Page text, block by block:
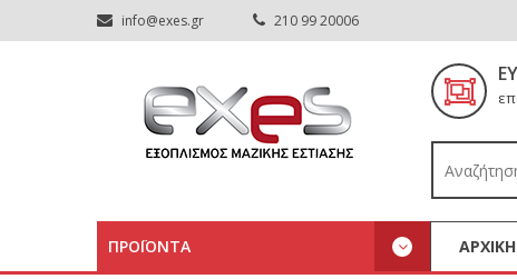
info@exes.gr 210 99 20006
ΠΡΟΪΟΝΤΑ ΑΡΧΙΚΗ